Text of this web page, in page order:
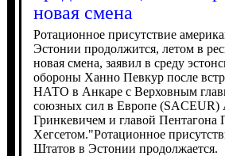
новая смена
Ротационное присутствие
Эстонии продолжится, летом в
новая смена, заявил в среду
обороны Ханно Певкур после
НАТО в Анкаре с Верховным
союзных сил в Европе (SACEUR)
Гринкевичем и главой Пентагона
Хегсетом."Ротационное
Штатов в Эстонии продолжается.